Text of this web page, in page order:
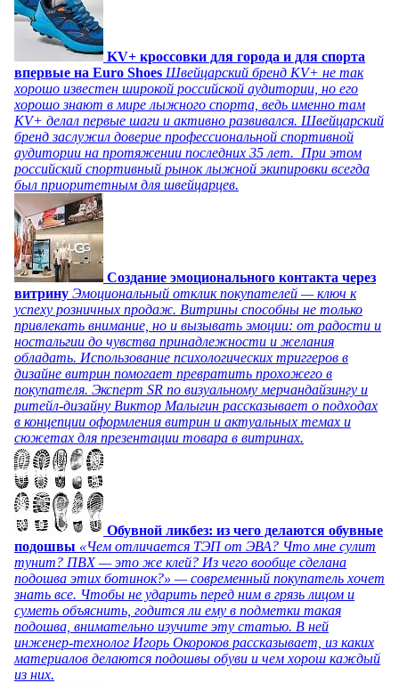
KV+ кроссовки для города и для спорта
впервые на Euro Shoes Швейцарский бренд KV+ не так
хорошо известен широкой российской аудитории, но его
хорошо знают в мире лыжного спорта, ведь именно там
KV+ делал первые шаги и активно развивался. Швейцарский
бренд заслужил доверие профессиональной спортивной
аудитории на протяжении последних 35 лет. При этом
российский спортивный рынок лыжной экипировки всегда
был приоритетным для швейцарцев.
Создание эмоционального контакта через
витрину Эмоциональный отклик покупателей — ключ к
успеху розничных продаж. Витрины способны не только
привлекать внимание, но и вызывать эмоции: от радости и
ностальгии до чувства принадлежности и желания
обладать. Использование психологических триггеров в
дизайне витрин помогает превратить прохожего в
покупателя. Эксперт SR по визуальному мерчандайзингу и
ритейл-дизайну Виктор Малыгин рассказывает о подходах
в концепции оформления витрин и актуальных темах и
сюжетах для презентации товара в витринах.
Обувной ликбез: из чего делаются обувные
подошвы «Чем отличается ТЭП от ЭВА? Что мне сулит
тунит? ПВХ — это же клей? Из чего вообще сделана
подошва этих ботинок?» — современный покупатель хочет
знать все. Чтобы не ударить перед ним в грязь лицом и
суметь объяснить, годится ли ему в подметки такая
подошва, внимательно изучите эту статью. В ней
инженер-технолог Игорь Окороков рассказывает, из каких
материалов делаются подошвы обуви и чем хорош каждый
из них.